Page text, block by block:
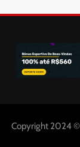
Copyright 2024 ©